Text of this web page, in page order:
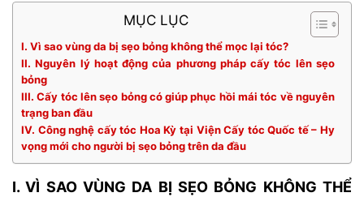
MỤC LỤC
I. Vì sao vùng da bị sẹo bỏng không thể mọc lại tóc?
II. Nguyên lý hoạt động của phương pháp cấy tóc lên sẹo
bỏng
III. Cấy tóc lên sẹo bỏng có giúp phục hồi mái tóc về nguyên
trạng ban đầu
IV. Công nghệ cấy tóc Hoa Kỳ tại Viện Cấy tóc Quốc tế – Hy
vọng mới cho người bị sẹo bỏng trên da đầu
I. VÌ SAO VÙNG DA BỊ SẸO BỎNG KHÔNG THỂ